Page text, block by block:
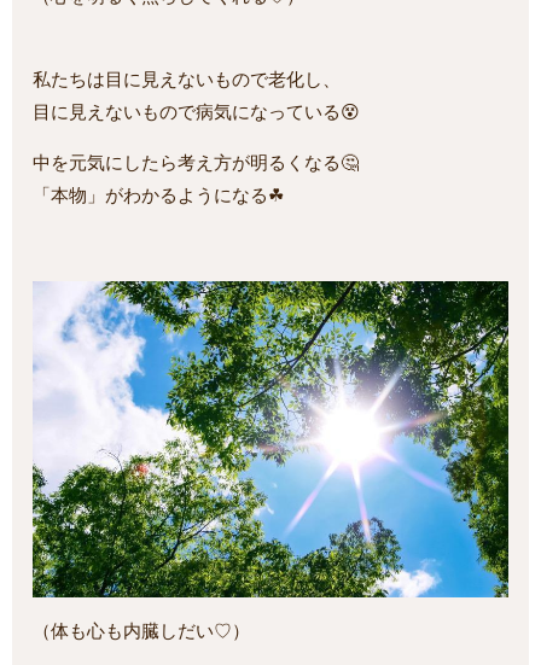
私たちは目に見えないもので老化し、
目に見えないもので病気になっている😵
中を元気にしたら考え方が明るくなる🤔
「本物」がわかるようになる☘
（体も心も内臓しだい♡）